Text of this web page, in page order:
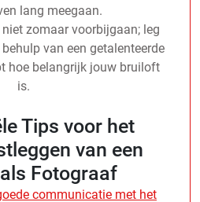
lang meegaan.
zomaar voorbijgaan; leg
van een getalenteerde
hoe belangrijk jouw bruiloft
is.
Tips voor het
van een
Fotograaf
communicatie met het